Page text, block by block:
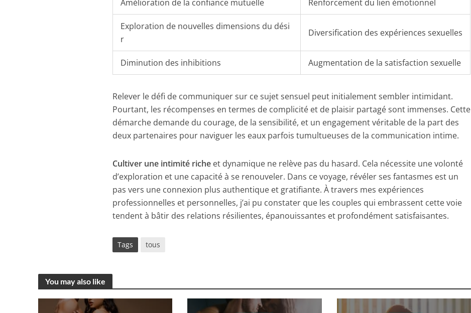
Amélioration de la confiance mutuelle Renforcement du lien émotionnel
Exploration de nouvelles dimensions du dési
r
Diversification des expériences sexuelles
Diminution des inhibitions Augmentation de la satisfaction sexuelle
Relever le défi de communiquer sur ce sujet sensuel peut initialement sembler intimidant.
Pourtant, les récompenses en termes de complicité et de plaisir partagé sont immenses. Cette
démarche demande du courage, de la sensibilité, et un engagement véritable de la part des
deux partenaires pour naviguer les eaux parfois tumultueuses de la communication intime.
Cultiver une intimité riche et dynamique ne relève pas du hasard. Cela nécessite une volonté
d’exploration et une capacité à se renouveler. Dans ce voyage, révéler ses fantasmes est un
pas vers une connexion plus authentique et gratifiante. À travers mes expériences
professionnelles et personnelles, j’ai pu constater que les couples qui embrassent cette voie
tendent à bâtir des relations résilientes, épanouissantes et profondément satisfaisantes.
Tags tous
You may also like